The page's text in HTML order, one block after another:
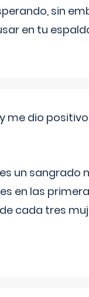
sin
en tu
me dio
un sangrado
en las
cada tres